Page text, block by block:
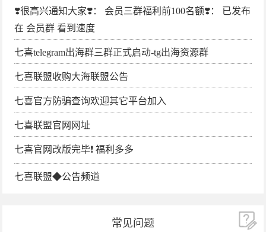
❣️很高兴通知大家❣️： 会员三群福利前100名额❣️： 已发布
在 会员群 看到速度
七喜telegram出海群三群正式启动-tg出海资源群
七喜联盟收购大海联盟公告
七喜官方防骗查询欢迎其它平台加入
七喜联盟官网网址
七喜官网改版完毕❗️ 福利多多
七喜联盟◆公告频道
常见问题